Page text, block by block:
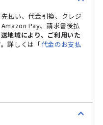
払い、代金引換、クレジ
Pay、請求書後払
地域により、ご利用いた
詳しくは「代金のお支払
expand_less